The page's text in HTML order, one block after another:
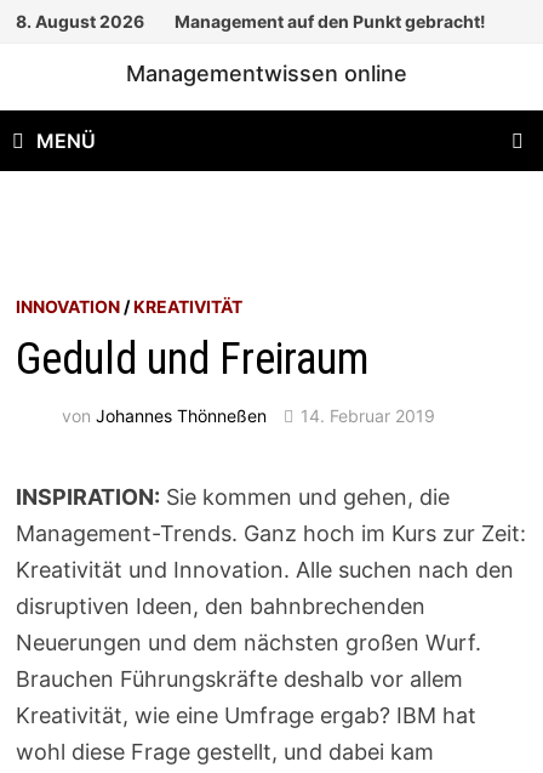
Zum
8. August 2026 Management auf den Punkt gebracht!
Managementwissen online
MENÜ
INNOVATION /KREATIVITÄT
Geduld und Freiraum
vonJohannes Thönneßen 14. Februar 2019
INSPIRATION: Sie kommen und gehen, die
Management-Trends. Ganz hoch im Kurs zur Zeit:
Kreativität und Innovation. Alle suchen nach den
disruptiven Ideen, den bahnbrechenden
Neuerungen und dem nächsten großen Wurf.
Brauchen Führungskräfte deshalb vor allem
Kreativität, wie eine Umfrage ergab? IBM hat
wohl diese Frage gestellt, und dabei kam